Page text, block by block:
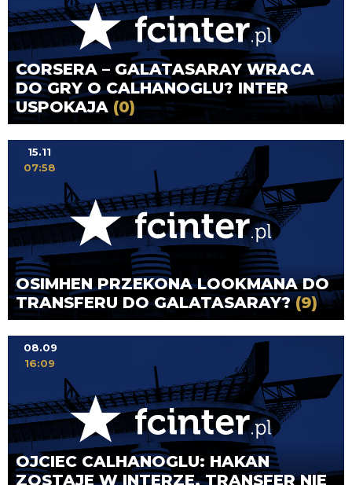
CORSERA – GALATASARAY WRACA
DO GRY O CALHANOGLU? INTER
USPOKAJA (0)
OSIMHEN PRZEKONA LOOKMANA DO
TRANSFERU DO GALATASARAY?(9)
15.11
07:58
OJCIEC CALHANOGLU: HAKAN
ZOSTAJE W INTERZE, TRANSFER NIE
08.09
16:09